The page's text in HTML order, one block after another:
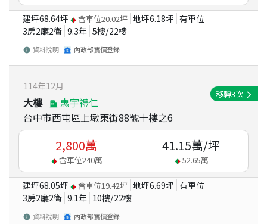
建坪68.64坪 含車位20.02坪 地坪6.18坪 有車位
3房2廳2衛 9.3年 5樓/22樓
資料說明 內政部實價登錄
114年12月
大樓
惠宇禮仁
台中市西屯區上墩東街88號十樓之6
移轉3次
2,800萬
含車位240萬
41.15萬/坪
52.65萬
建坪68.05坪 含車位19.42坪 地坪6.69坪 有車位
3房2廳2衛 9.1年 10樓/22樓
資料說明 內政部實價登錄